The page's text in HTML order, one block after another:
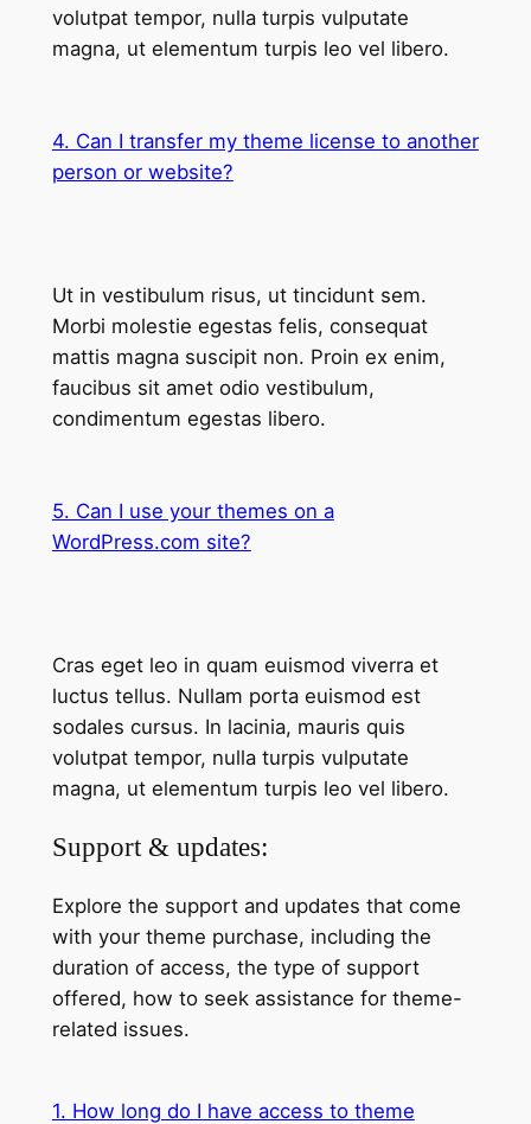
volutpat tempor, nulla turpis vulputate
magna, ut elementum turpis leo vel libero.
4. Can I transfer my theme license to another
person or website?
Ut in vestibulum risus, ut tincidunt sem.
Morbi molestie egestas felis, consequat
mattis magna suscipit non. Proin ex enim,
faucibus sit amet odio vestibulum,
condimentum egestas libero.
5. Can I use your themes on a
WordPress.com site?
Cras eget leo in quam euismod viverra et
luctus tellus. Nullam porta euismod est
sodales cursus. In lacinia, mauris quis
volutpat tempor, nulla turpis vulputate
magna, ut elementum turpis leo vel libero.
Support & updates:
Explore the support and updates that come
with your theme purchase, including the
duration of access, the type of support
offered, how to seek assistance for theme-
related issues.
1. How long do I have access to theme